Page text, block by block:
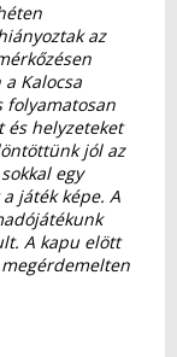
az
Kalocsa
folyamatosan
helyzeteket
jól az
egy
játék képe. A
A kapu elött